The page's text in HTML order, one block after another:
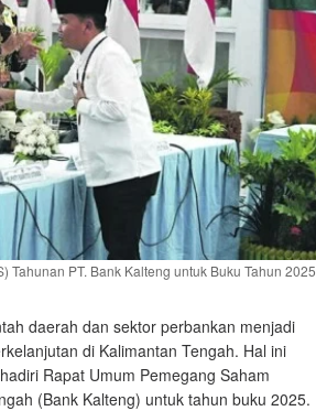
PT. Bank Kalteng untuk Buku Tahun 2025
daerah dan sektor perbankan menjadi
di Kalimantan Tengah. Hal ini
Rapat Umum Pemegang Saham
(Bank Kalteng) untuk tahun buku 2025.